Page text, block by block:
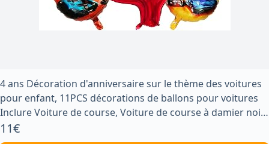
4 ans Décoration d'anniversaire sur le thème des voitures
pour enfant, 11PCS décorations de ballons pour voitures
Inclure Voiture de course, Voiture de course à damier noir
et blanc, Ballons chiffre
11€